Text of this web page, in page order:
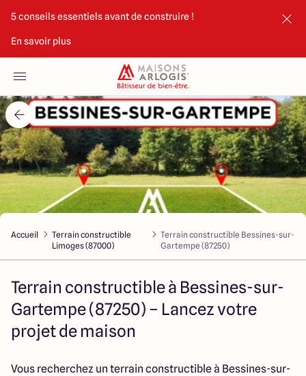
5 conseils essentiels avant de construire !
En savoir plus
Nos maisons
Nos annonces
Votre projet
Maisons ARLOGIS Limoges
14 Rue Léonard Trompillon
87100 Limoges
Accueil
Terrain constructible
Limoges (87000)
Terrain constructible Bessines-sur-
Gartempe (87250)
Terrain constructible à Bessines-sur-
Gartempe (87250) – Lancez votre
projet de maison
Vous recherchez un terrain constructible à Bessines-sur-